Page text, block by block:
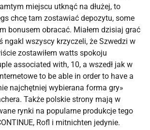
miejscu utknąć na dłużej, to
chcę tam zostawiać depozytu, some
bonusem obracać. Miałem dzisiaj grać
ngakl wszyscy krzyczeli, że Szwedzi w
zostawiłem watts spokoju
associated with, 10, a wszedł jak w
to be able in order to have a
najchętniej wybierana forma gry»
Także polskie strony mają w
rynki na popularne produkcje tego
Rofl i mitnichten jedynie.